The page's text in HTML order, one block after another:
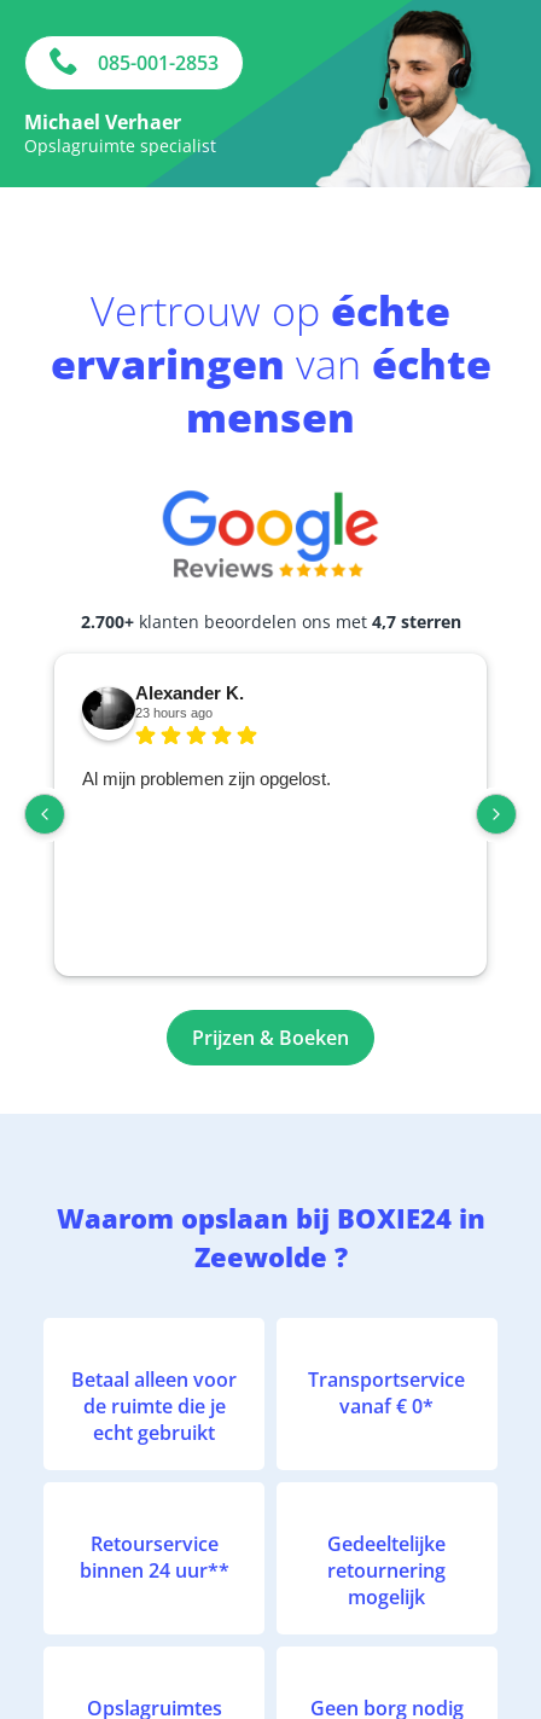
085-001-2853
Michael Verhaer
Opslagruimte specialist
Vertrouw op échte
ervaringen van échte
mensen
2.700+klanten beoordelen ons met 4,7 sterren
Alexander K.
23 hours ago
Al mijn problemen zijn opgelost.
Prijzen & Boeken
Waarom opslaan bij BOXIE24 in
Zeewolde ?
Betaal alleen voor
de ruimte die je
echt gebruikt
Transportservice
vanaf € 0*
Retourservice
binnen 24 uur**
Gedeeltelijke
retournering
mogelijk
Opslagruimtes Geen borg nodig